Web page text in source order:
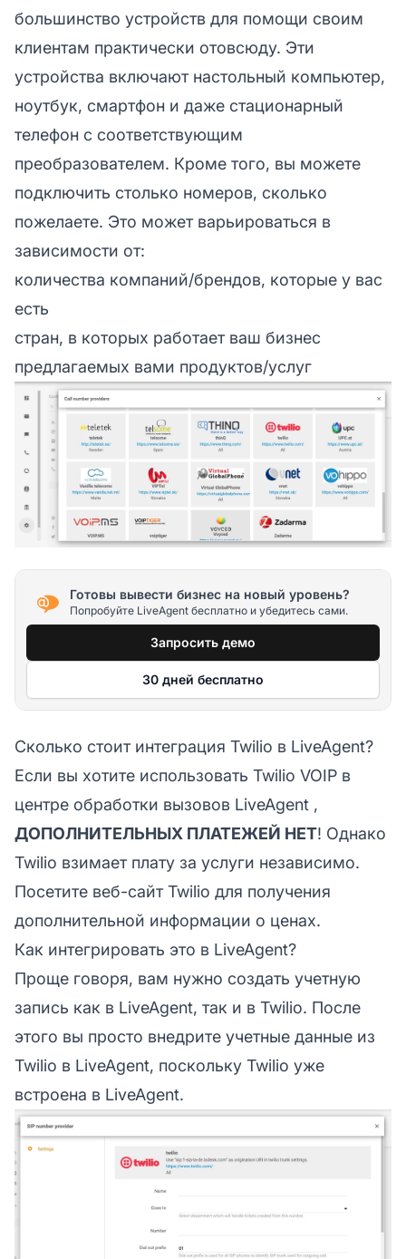
большинство устройств для помощи своим
клиентам практически отовсюду. Эти
устройства включают настольный компьютер,
ноутбук, смартфон и даже стационарный
телефон с соответствующим
преобразователем. Кроме того, вы можете
подключить столько номеров, сколько
пожелаете. Это может варьироваться в
зависимости от:
количества компаний/брендов, которые у вас
есть
стран, в которых работает ваш бизнес
предлагаемых вами продуктов/услуг
Готовы вывести бизнес на новый уровень?
Попробуйте LiveAgent бесплатно и убедитесь сами.
Запросить демо
30 дней бесплатно
Сколько стоит интеграция Twilio в LiveAgent?
Если вы хотите использовать Twilio VOIP в
центре обработки вызовов LiveAgent ,
ДОПОЛНИТЕЛЬНЫХ ПЛАТЕЖЕЙ НЕТ! Однако
Twilio взимает плату за услуги независимо.
Посетите веб-сайт Twilio для получения
дополнительной информации о ценах.
Как интегрировать это в LiveAgent?
Проще говоря, вам нужно создать учетную
запись как в LiveAgent, так и в Twilio. После
этого вы просто внедрите учетные данные из
Twilio в LiveAgent, поскольку Twilio уже
встроена в LiveAgent.